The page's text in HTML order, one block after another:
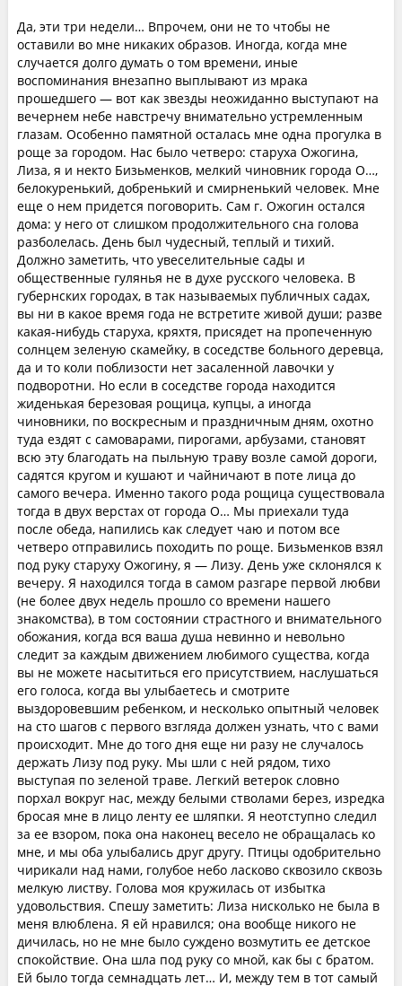
Да, эти три недели… Впрочем, они не то чтобы не
оставили во мне никаких образов. Иногда, когда мне
случается долго думать о том времени, иные
воспоминания внезапно выплывают из мрака
прошедшего — вот как звезды неожиданно выступают на
вечернем небе навстречу внимательно устремленным
глазам. Особенно памятной осталась мне одна прогулка в
роще за городом. Нас было четверо: старуха Ожогина,
Лиза, я и некто Бизьменков, мелкий чиновник города О…,
белокуренький, добренький и смирненький человек. Мне
еще о нем придется поговорить. Сам г. Ожогин остался
дома: у него от слишком продолжительного сна голова
разболелась. День был чудесный, теплый и тихий.
Должно заметить, что увеселительные сады и
общественные гулянья не в духе русского человека. В
губернских городах, в так называемых публичных садах,
вы ни в какое время года не встретите живой души; разве
какая-нибудь старуха, кряхтя, присядет на пропеченную
солнцем зеленую скамейку, в соседстве больного деревца,
да и то коли поблизости нет засаленной лавочки у
подворотни. Но если в соседстве города находится
жиденькая березовая рощица, купцы, а иногда
чиновники, по воскресным и праздничным дням, охотно
туда ездят с самоварами, пирогами, арбузами, становят
всю эту благодать на пыльную траву возле самой дороги,
садятся кругом и кушают и чайничают в поте лица до
самого вечера. Именно такого рода рощица существовала
тогда в двух верстах от города О… Мы приехали туда
после обеда, напились как следует чаю и потом все
четверо отправились походить по роще. Бизьменков взял
под руку старуху Ожогину, я — Лизу. День уже склонялся к
вечеру. Я находился тогда в самом разгаре первой любви
(не более двух недель прошло со времени нашего
знакомства), в том состоянии страстного и внимательного
обожания, когда вся ваша душа невинно и невольно
следит за каждым движением любимого существа, когда
вы не можете насытиться его присутствием, наслушаться
его голоса, когда вы улыбаетесь и смотрите
выздоровевшим ребенком, и несколько опытный человек
на сто шагов с первого взгляда должен узнать, что с вами
происходит. Мне до того дня еще ни разу не случалось
держать Лизу под руку. Мы шли с ней рядом, тихо
выступая по зеленой траве. Легкий ветерок словно
порхал вокруг нас, между белыми стволами берез, изредка
бросая мне в лицо ленту ее шляпки. Я неотступно следил
за ее взором, пока она наконец весело не обращалась ко
мне, и мы оба улыбались друг другу. Птицы одобрительно
чирикали над нами, голубое небо ласково сквозило сквозь
мелкую листву. Голова моя кружилась от избытка
удовольствия. Спешу заметить: Лиза нисколько не была в
меня влюблена. Я ей нравился; она вообще никого не
дичилась, но не мне было суждено возмутить ее детское
спокойствие. Она шла под руку со мной, как бы с братом.
Ей было тогда семнадцать лет… И, между тем в тот самый